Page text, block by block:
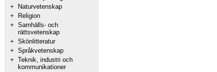
+
Naturvetenskap
+
Religion
+ Samhälls- och
rättsvetenskap
+ Skönlitteratur
+ Språkvetenskap
+ Teknik, industri och
kommunikationer